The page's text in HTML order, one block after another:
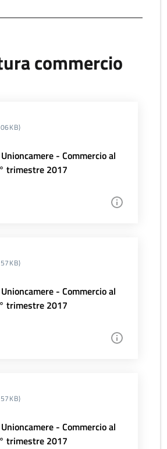
commercio
- Commercio al
trimestre 2017
- Commercio al
trimestre 2017
- Commercio al
trimestre 2017